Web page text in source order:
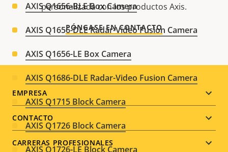
AXIS Q1656-BLE Box Camera
AXIS Q1656-DLE Radar-Video Fusion Camera
AXIS Q1656-LE Box Camera
AXIS Q1686-DLE Radar-Video Fusion Camera
AXIS Q1715 Block Camera
AXIS Q1726 Block Camera
AXIS Q1726-LE Block Camera
personalizada con los productos Axis.
PÓNGASE EN CONTACTO
Footer
menu
EMPRESA
CONTACTO
CARRERAS PROFESIONALES